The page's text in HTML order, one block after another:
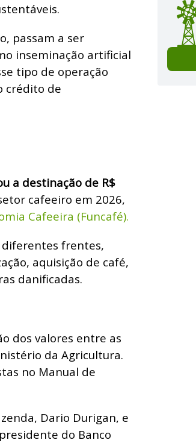
passam a ser
inseminação artificial
tipo de operação
crédito de
a destinação de R$
cafeeiro em 2026,
Cafeeira (Funcafé).
diferentes frentes,
aquisição de café,
danificadas.
dos valores entre as
da Agricultura.
no Manual de
Dario Durigan, e
do Banco